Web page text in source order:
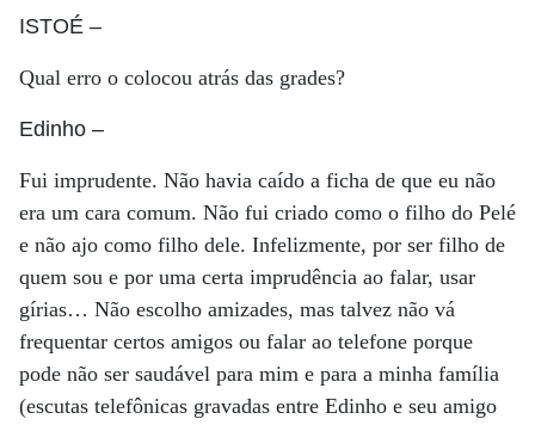
ISTOÉ –
Qual erro o colocou atrás das grades?
Edinho –
Fui imprudente. Não havia caído a ficha de que eu não
era um cara comum. Não fui criado como o filho do Pelé
e não ajo como filho dele. Infelizmente, por ser filho de
quem sou e por uma certa imprudência ao falar, usar
gírias… Não escolho amizades, mas talvez não vá
frequentar certos amigos ou falar ao telefone porque
pode não ser saudável para mim e para a minha família
(escutas telefônicas gravadas entre Edinho e seu amigo